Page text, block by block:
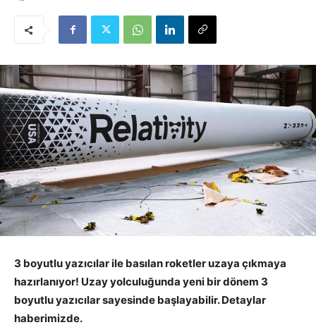
3 boyutlu yazıcılar ile basılan roketler uzaya çıkmaya
hazırlanıyor! Uzay yolculuğunda yeni bir dönem 3
boyutlu yazıcılar sayesinde başlayabilir. Detaylar
haberimizde.